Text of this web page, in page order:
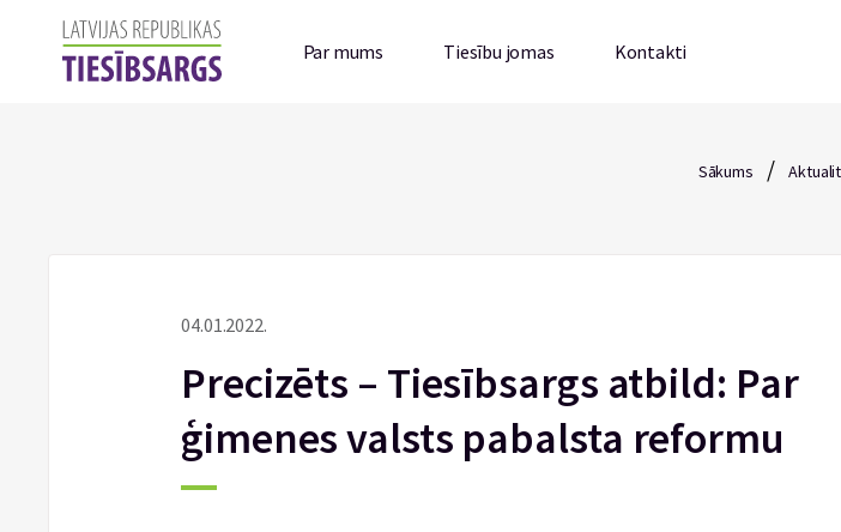
Par mums Tiesību jomas Kontakti
Sākums /
04.01.2022.
Precizēts – Tiesībsargs atbild: Par
ģimenes valsts pabalsta reformu